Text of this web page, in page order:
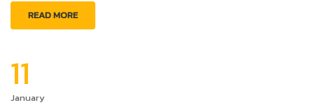
READ MORE
11
January